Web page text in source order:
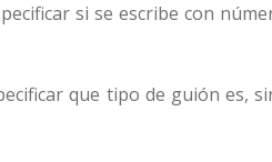
si se escribe con
que tipo de guión es,